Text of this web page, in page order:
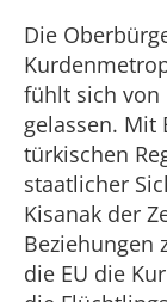
Die
fühlt sich von
gelassen.
türkischen
staatlicher
Kisanak der
Beziehungen
die EU die